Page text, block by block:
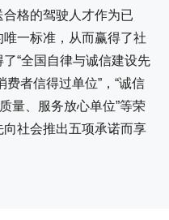
格的驾驶人才作为已
一标准，从而赢得了社
“全国自律与诚信建设先
费者信得过单位”，“诚信
量、服务放心单位”等荣
社会推出五项承诺而享